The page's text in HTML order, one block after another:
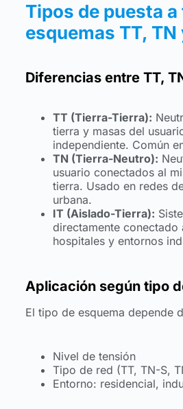
Tipos de puesta
esquemas TT, TN
Diferencias entre TT,
TT (Tierra-Tierra):
tierra y masas del
independiente. Común
TN (Tierra-Neutro):
usuario conectados al
tierra. Usado en redes
urbana.
IT (Aislado-Tierra):
directamente conectado
hospitales y entornos
Aplicación según tipo
El tipo de esquema depende
Nivel de tensión
Tipo de red (TT, TN-S,
Entorno: residencial,